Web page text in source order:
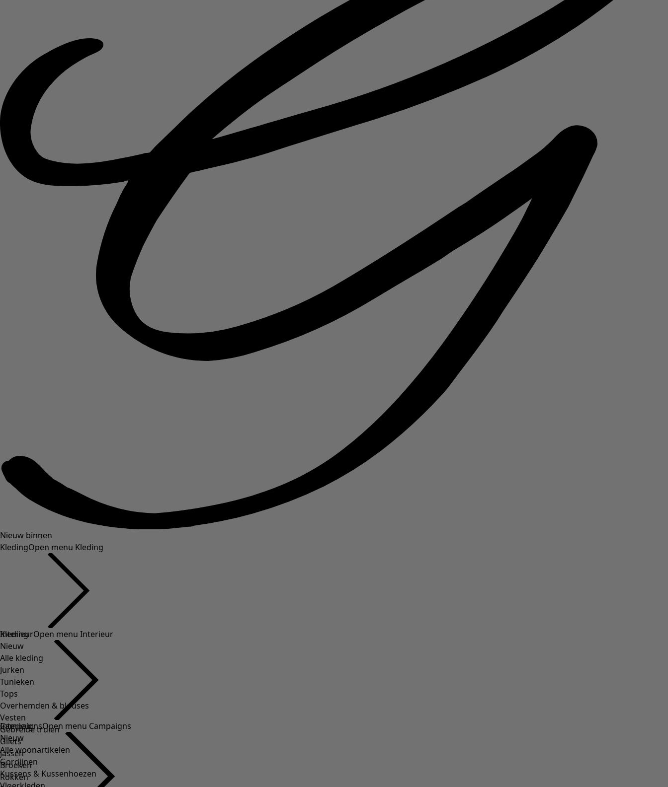
Nieuw binnen
KledingOpen menu Kleding
Kleding
Nieuw
Alle kleding
Jurken
Tunieken
Tops
Overhemden & blouses
Vesten
Gebreide truien
Gilets
Jassen
Broeken
Rokken
InterieurOpen menu Interieur
Interieur
Nieuw
Alle woonartikelen
Gordijnen
Kussens & Kussenhoezen
CampaignsOpen menu Campaigns